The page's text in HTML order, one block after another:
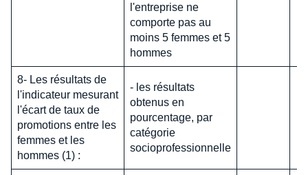
l'entreprise ne
comporte pas au
moins 5 femmes et 5
hommes
8- Les résultats de
l'indicateur mesurant
l'écart de taux de
promotions entre les
femmes et les
hommes (1) :
- les résultats
obtenus en
pourcentage, par
catégorie
socioprofessionnelle